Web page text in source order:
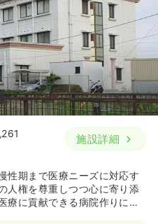
施設詳細
性期まで医療ニーズに対応す
人権を尊重しつつ心に寄り添
療に貢献できる病院作りに取